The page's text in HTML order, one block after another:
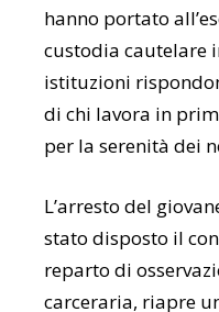
hanno portato
custodia cautelare
istituzioni
di chi lavora in
per la serenità dei
L’arresto del
stato disposto il
reparto di
carceraria, riapre